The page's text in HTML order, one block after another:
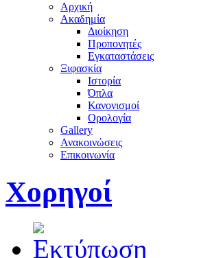
Αρχική
Ακαδημία
Διοίκηση
Προπονητές
Εγκαταστάσεις
Ξιφασκία
Ιστορία
Όπλα
Κανονισμοί
Ορολογία
Gallery
Ανακοινώσεις
Επικοινωνία
Χορηγοί